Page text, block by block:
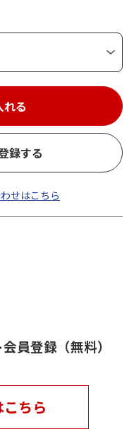
れる
録する
せはこちら
員登録（無料）
ちら